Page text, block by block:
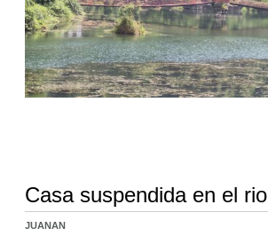
Casa suspendida en el rio
JUANAN